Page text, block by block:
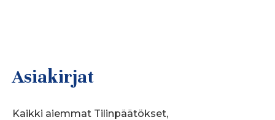
Asiakirjat
Kaikki aiemmat Tilinpäätökset,